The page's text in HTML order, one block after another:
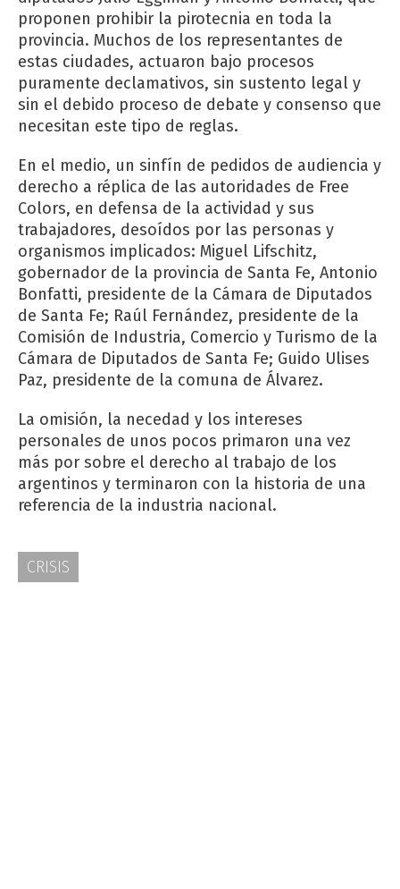
proponen prohibir la pirotecnia en toda la
provincia. Muchos de los representantes de
estas ciudades, actuaron bajo procesos
puramente declamativos, sin sustento legal y
sin el debido proceso de debate y consenso que
necesitan este tipo de reglas.
En el medio, un sinfín de pedidos de audiencia y
derecho a réplica de las autoridades de Free
Colors, en defensa de la actividad y sus
trabajadores, desoídos por las personas y
organismos implicados: Miguel Lifschitz,
gobernador de la provincia de Santa Fe, Antonio
Bonfatti, presidente de la Cámara de Diputados
de Santa Fe; Raúl Fernández, presidente de la
Comisión de Industria, Comercio y Turismo de la
Cámara de Diputados de Santa Fe; Guido Ulises
Paz, presidente de la comuna de Álvarez.
La omisión, la necedad y los intereses
personales de unos pocos primaron una vez
más por sobre el derecho al trabajo de los
argentinos y terminaron con la historia de una
referencia de la industria nacional.
CRISIS